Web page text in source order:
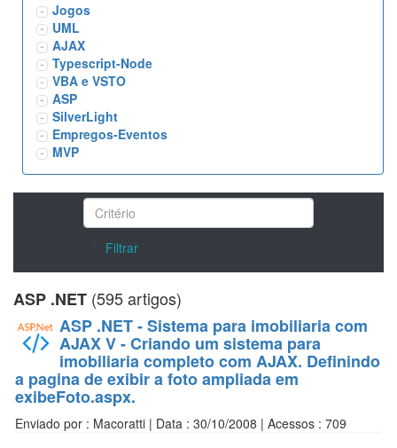
Jogos
UML
AJAX
Typescript-Node
VBA e VSTO
ASP
SilverLight
Empregos-Eventos
MVP
Filtrar
ASP .NET (595 artigos)
ASP .NET - Sistema para imobiliaria com
AJAX V - Criando um sistema para
imobiliaria completo com AJAX. Definindo
a pagina de exibir a foto ampliada em
exibeFoto.aspx.
Enviado por : Macoratti | Data : 30/10/2008 | Acessos : 709